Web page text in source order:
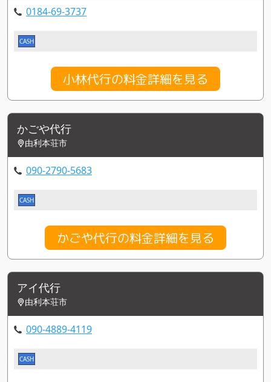
0184-69-3737
CASH
小林代行の料金詳細を見る
かごや代行
由利本荘市
090-2790-5683
CASH
かごや代行の料金詳細を見る
アイ代行
由利本荘市
090-4889-4119
CASH